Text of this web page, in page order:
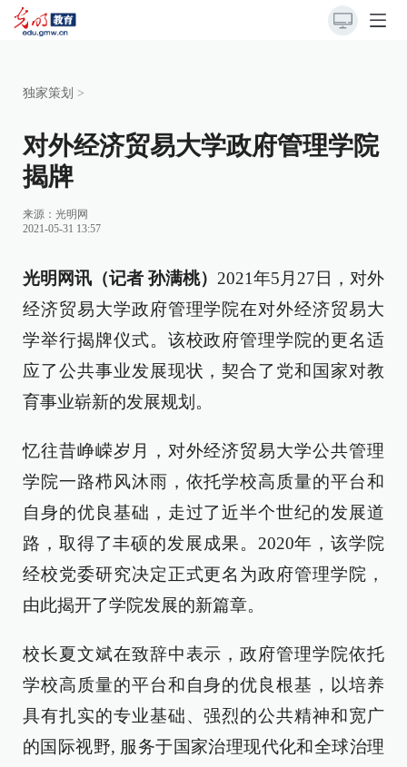
独家策划 >
对外经济贸易大学政府管理学院
揭牌
来源： 光明网
2021-05-31 13:57
光明网讯（记者 孙满桃） 2021年5月27日，对外
经济贸易大学政府管理学院在对外经济贸易大
学举行揭牌仪式。该校政府管理学院的更名适
应了公共事业发展现状，契合了党和国家对教
育事业崭新的发展规划。
忆往昔峥嵘岁月，对外经济贸易大学公共管理
学院一路栉风沐雨，依托学校高质量的平台和
自身的优良基础，走过了近半个世纪的发展道
路，取得了丰硕的发展成果。2020年，该学院
经校党委研究决定正式更名为政府管理学院，
由此揭开了学院发展的新篇章。
校长夏文斌在致辞中表示，政府管理学院依托
学校高质量的平台和自身的优良根基，以培养
具有扎实的专业基础、强烈的公共精神和宽广
的国际视野, 服务于国家治理现代化和全球治理